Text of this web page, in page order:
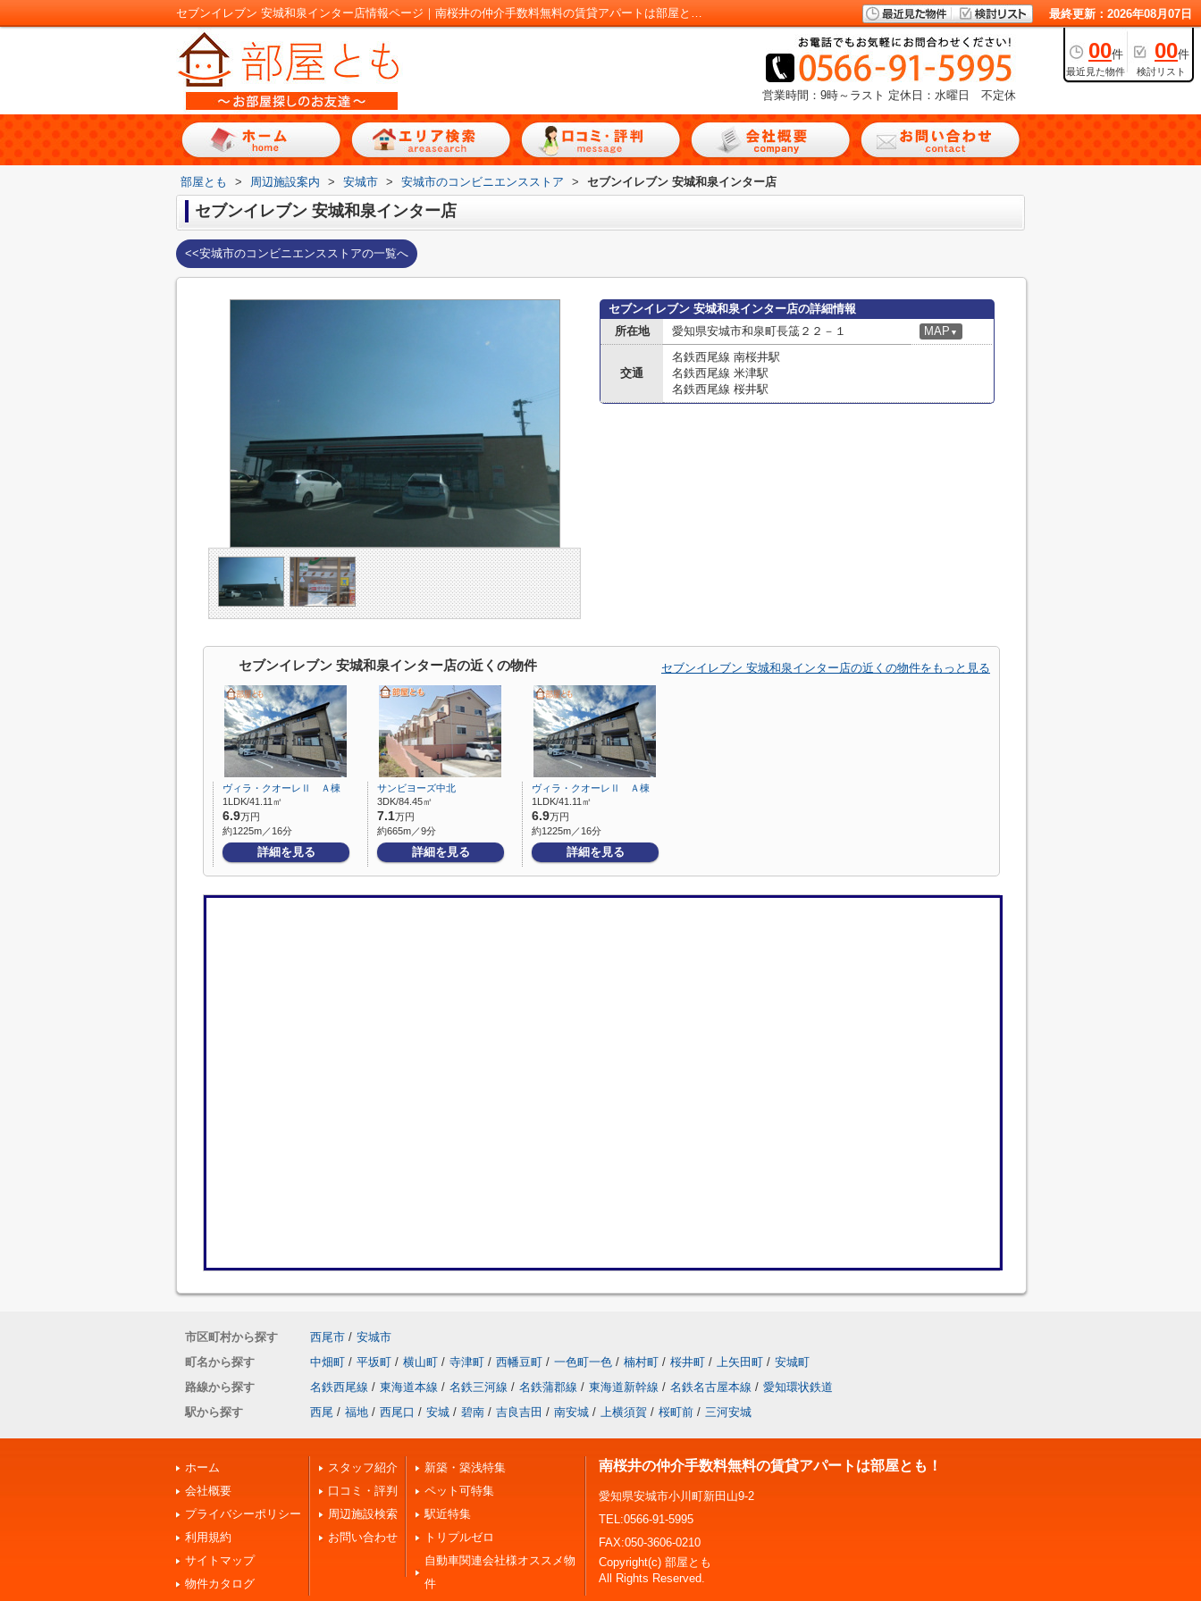
セブンイレブン 安城和泉インター店情報ページ｜南桜井の仲介手数料無料の賃貸アパートは部屋とも！ 最終更新：2026年08月07日
00件
最近見た物件
00件
検討リスト
営業時間：9時～ラスト 定休日：水曜日 不定休
部屋とも > 周辺施設案内 > 安城市 > 安城市のコンビニエンスストア > セブンイレブン 安城和泉インター店
セブンイレブン 安城和泉インター店
<<安城市のコンビニエンスストアの一覧へ
セブンイレブン 安城和泉インター店の詳細情報
所在地
愛知県安城市和泉町長筬２２－１ MAP ▼
交通
名鉄西尾線 南桜井駅
名鉄西尾線 米津駅
名鉄西尾線 桜井駅
セブンイレブン 安城和泉インター店の近くの物件 セブンイレブン 安城和泉インター店の近くの物件をもっと見る
ヴィラ・クオーレⅡ Ａ棟
1LDK/41.11㎡
6.9万円
約1225m／16分
詳細を見る
サンビヨーズ中北
3DK/84.45㎡
7.1万円
約665m／9分
詳細を見る
ヴィラ・クオーレⅡ Ａ棟
1LDK/41.11㎡
6.9万円
約1225m／16分
詳細を見る
市区町村から探す 西尾市 / 安城市
町名から探す
中畑町 / 平坂町 / 横山町 / 寺津町 / 西幡豆町 / 一色町一色 / 楠村町 / 桜井町 / 上矢田町 / 安城町
路線から探す
名鉄西尾線 / 東海道本線 / 名鉄三河線 / 名鉄蒲郡線 / 東海道新幹線 / 名鉄名古屋本線 / 愛知環状鉄道
駅から探す
西尾 / 福地 / 西尾口 / 安城 / 碧南 / 吉良吉田 / 南安城 / 上横須賀 / 桜町前 / 三河安城
ホーム
会社概要
プライバシーポリシー
利用規約
サイトマップ
物件カタログ
スタッフ紹介
口コミ・評判
周辺施設検索
お問い合わせ
新築・築浅特集
ペット可特集
駅近特集
トリプルゼロ
自動車関連会社様オススメ物
件
南桜井の仲介手数料無料の賃貸アパートは部屋とも！
愛知県安城市小川町新田山9-2
TEL:0566-91-5995
FAX:050-3606-0210
Copyright(c) 部屋とも
All Rights Reserved.